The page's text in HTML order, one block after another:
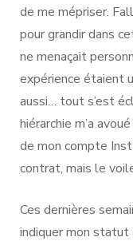
de me mépriser.
pour grandir dans
ne menaçait
expérience étaient
aussi… tout s’est
hiérarchie m’a
de mon compte
contrat, mais le
Ces dernières
indiquer mon statut